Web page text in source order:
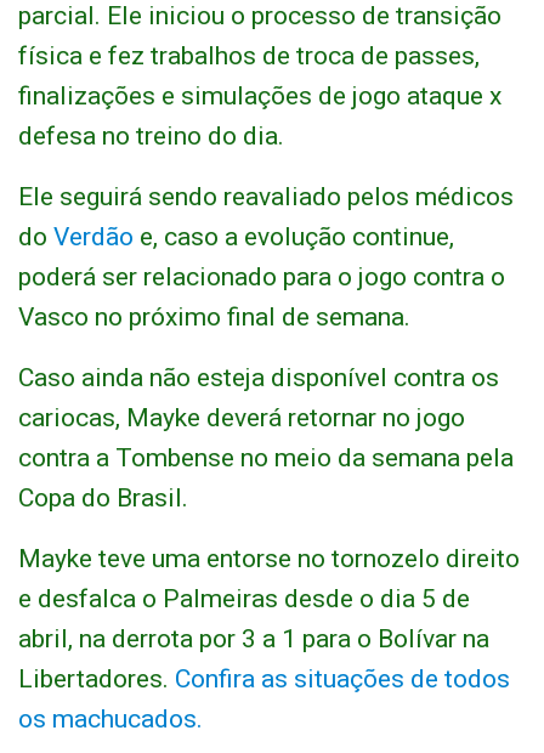
parcial. Ele iniciou o processo de transição
física e fez trabalhos de troca de passes,
finalizações e simulações de jogo ataque x
defesa no treino do dia.
Ele seguirá sendo reavaliado pelos médicos
do Verdão e, caso a evolução continue,
poderá ser relacionado para o jogo contra o
Vasco no próximo final de semana.
Caso ainda não esteja disponível contra os
cariocas, Mayke deverá retornar no jogo
contra a Tombense no meio da semana pela
Copa do Brasil.
Mayke teve uma entorse no tornozelo direito
e desfalca o Palmeiras desde o dia 5 de
abril, na derrota por 3 a 1 para o Bolívar na
Libertadores. Confira as situações de todos
os machucados.